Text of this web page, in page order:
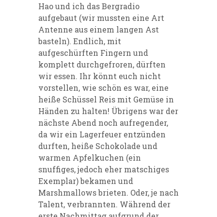
Hao und ich das Bergradio
aufgebaut (wir mussten eine Art
Antenne aus einem langen Ast
basteln). Endlich, mit
aufgeschürften Fingern und
komplett durchgefroren, dürften
wir essen. Ihr könnt euch nicht
vorstellen, wie schön es war, eine
heiße Schüssel Reis mit Gemüse in
Händen zu halten! Übrigens war der
nächste Abend noch aufregender,
da wir ein Lagerfeuer entzünden
durften, heiße Schokolade und
warmen Apfelkuchen (ein
snuffiges, jedoch eher matschiges
Exemplar) bekamen und
Marshmallows brieten. Oder, je nach
Talent, verbrannten. Während der